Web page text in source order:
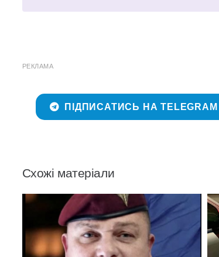
РЕКЛАМА
ПІДПИСАТИСЬ НА
Схожі матеріали